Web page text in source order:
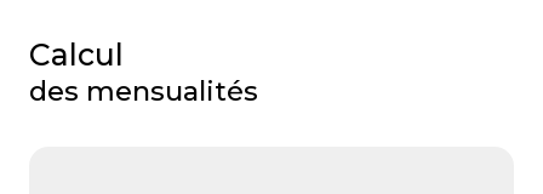
Calcul
des mensualités